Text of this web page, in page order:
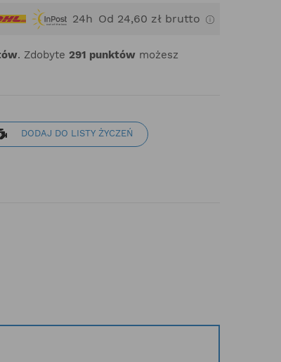
24h Od 24,60 zł brutto
. Zdobyte 291 punktów możesz
DODAJ DO LISTY ŻYCZEŃ